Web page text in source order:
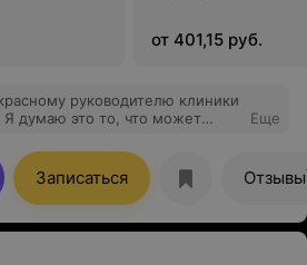
от 401,15 руб.
руководителю клиники
думаю это то, что может
Еще
Записаться Отзывы